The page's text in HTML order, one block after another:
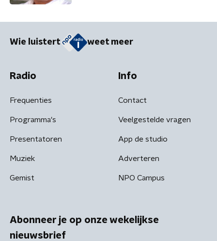
Wie luistert weet meer
Radio
Frequenties
Programma's
Presentatoren
Muziek
Gemist
Info
Contact
Veelgestelde vragen
App de studio
Adverteren
NPO Campus
Abonneer je op onze wekelijkse
nieuwsbrief